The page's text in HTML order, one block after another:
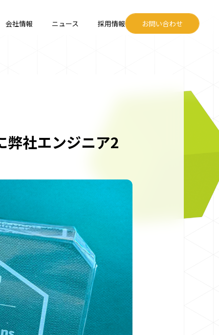
会社情報 ニュース 採用情報 お問い合わせ
社エンジニア2